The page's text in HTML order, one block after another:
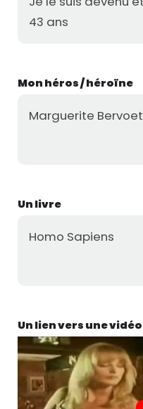
43 ans
Mon héros / héroïne
Marguerite
Un livre
Homo Sapiens
Un lien vers une